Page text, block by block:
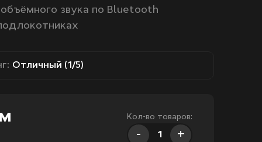
звука по Bluetooth
Отличный (1/5)
Кол-во товаров:
- +